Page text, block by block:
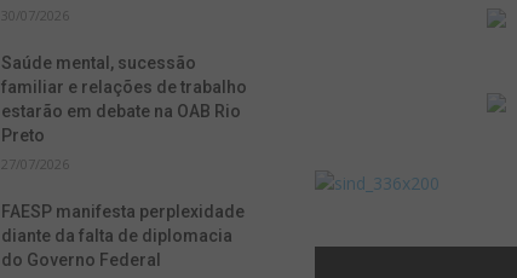
30/07/2026
Saúde mental, sucessão
familiar e relações de trabalho
estarão em debate na OAB Rio
Preto
27/07/2026
FAESP manifesta perplexidade
diante da falta de diplomacia
do Governo Federal